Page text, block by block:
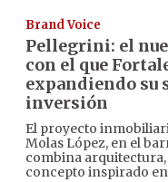
Brand Voice
Pellegrini: el
con el que
expandiendo su
inversión
El proyecto
Molas López, en el
combina
concepto inspirado